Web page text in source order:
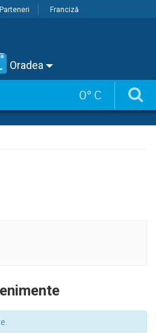
Parteneri Franciză
Oradea
0° C